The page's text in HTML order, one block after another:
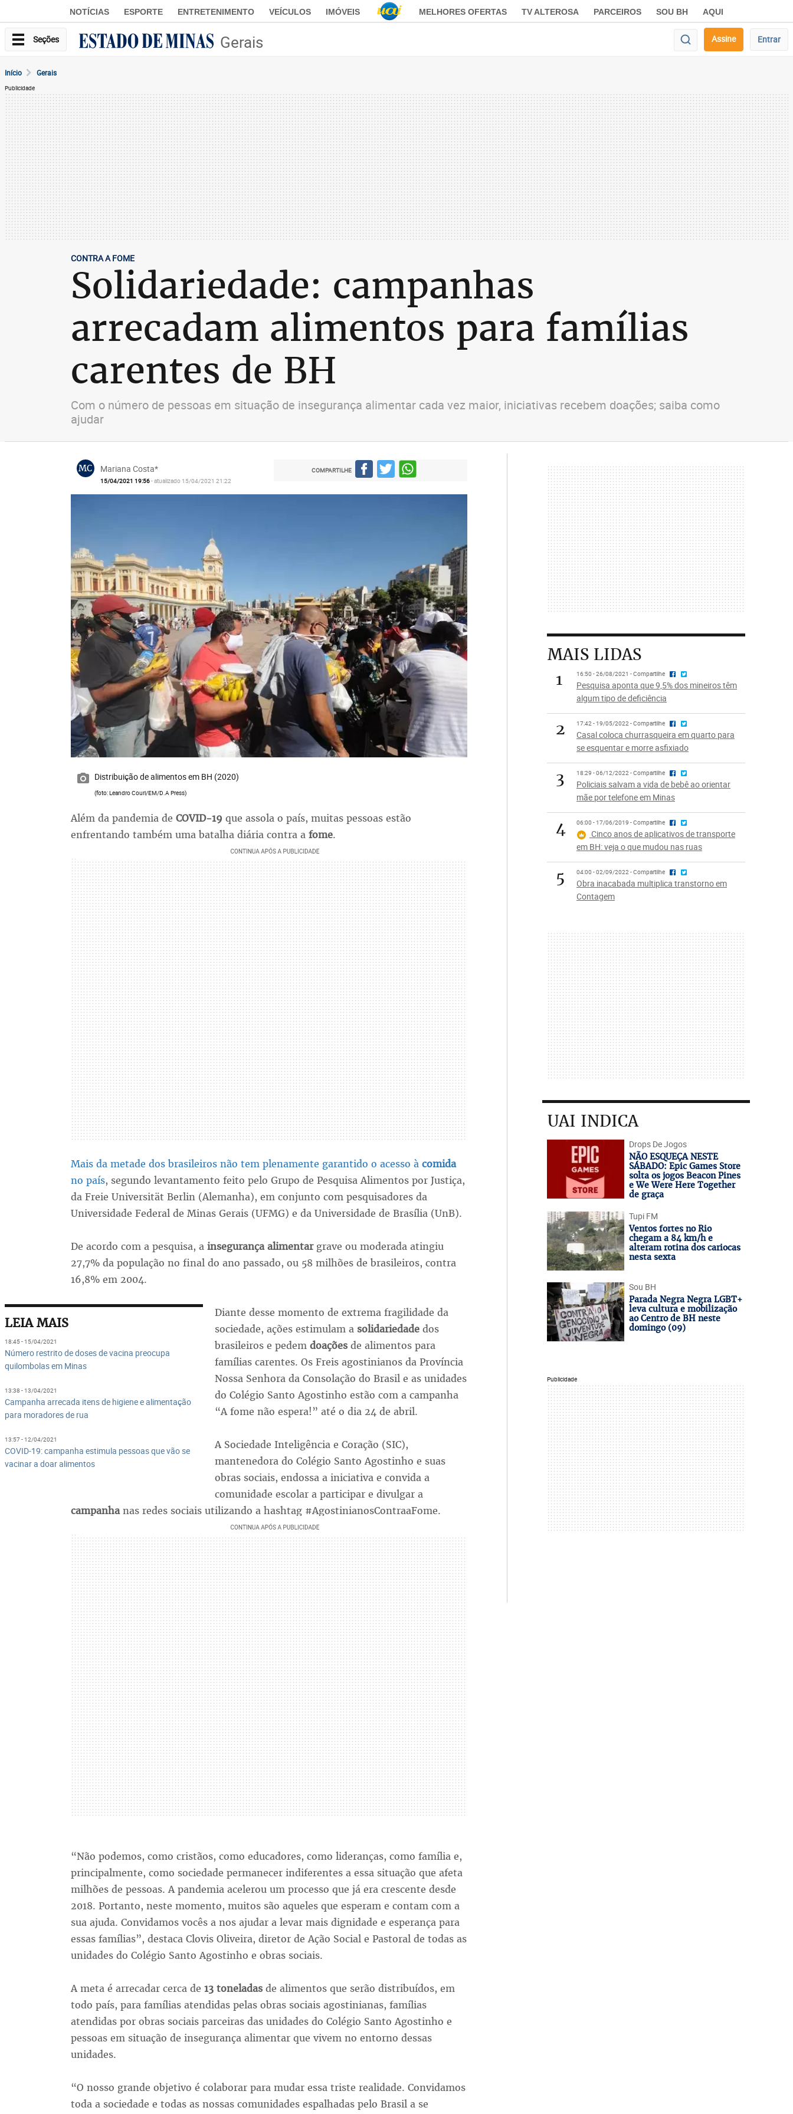
NOTÍCIAS ESPORTE ENTRETENIMENTO VEÍCULOS IMÓVEIS MELHORES OFERTAS TV ALTEROSA PARCEIROS SOU BH AQUI
Seções Gerais Assine Entrar
Início Gerais
Publicidade
CONTRA A FOME
Solidariedade: campanhas
arrecadam alimentos para famílias
carentes de BH
Com o número de pessoas em situação de insegurança alimentar cada vez maior, iniciativas recebem doações; saiba como
ajudar
MC Mariana Costa*
15/04/2021 19:56- atualizado 15/04/2021 21:22
COMPARTILHE
Distribuição de alimentos em BH (2020)
(foto: Leandro Couri/EM/D.A Press)
Além da pandemia de COVID-19 que assola o país, muitas pessoas estão
enfrentando também uma batalha diária contra a fome.
Mais da metade dos brasileiros não tem plenamente garantido o acesso à comida
no país, segundo levantamento feito pelo Grupo de Pesquisa Alimentos por Justiça,
da Freie Universität Berlin (Alemanha), em conjunto com pesquisadores da
Universidade Federal de Minas Gerais (UFMG) e da Universidade de Brasília (UnB).
De acordo com a pesquisa, a insegurança alimentar grave ou moderada atingiu
27,7% da população no final do ano passado, ou 58 milhões de brasileiros, contra
16,8% em 2004.
LEIA MAIS
18:45 - 15/04/2021
Número restrito de doses de vacina preocupa
quilombolas em Minas
13:38 - 13/04/2021
Campanha arrecada itens de higiene e alimentação
para moradores de rua
13:57 - 12/04/2021
COVID-19: campanha estimula pessoas que vão se
vacinar a doar alimentos
Diante desse momento de extrema fragilidade da
sociedade, ações estimulam a solidariedadedos
brasileiros e pedem doaçõesde alimentos para
famílias carentes. Os Freis agostinianos da Província
Nossa Senhora da Consolação do Brasil e as unidades
do Colégio Santo Agostinho estão com a campanha
“A fome não espera!” até o dia 24 de abril.
A Sociedade Inteligência e Coração (SIC),
mantenedora do Colégio Santo Agostinho e suas
obras sociais, endossa a iniciativa e convida a
comunidade escolar a participar e divulgar a
campanhanas redes sociais utilizando a hashtag #AgostinianosContraaFome.
“Não podemos, como cristãos, como educadores, como lideranças, como família e,
principalmente, como sociedade permanecer indiferentes a essa situação que afeta
milhões de pessoas. A pandemia acelerou um processo que já era crescente desde
2018. Portanto, neste momento, muitos são aqueles que esperam e contam com a
sua ajuda. Convidamos vocês a nos ajudar a levar mais dignidade e esperança para
essas famílias”, destaca Clovis Oliveira, diretor de Ação Social e Pastoral de todas as
unidades do Colégio Santo Agostinho e obras sociais.
A meta é arrecadar cerca de 13 toneladasde alimentos que serão distribuídos, em
todo país, para famílias atendidas pelas obras sociais agostinianas, famílias
atendidas por obras sociais parceiras das unidades do Colégio Santo Agostinho e
pessoas em situação de insegurança alimentar que vivem no entorno dessas
unidades.
“O nosso grande objetivo é colaborar para mudar essa triste realidade. Convidamos
toda a sociedade e todas as nossas comunidades espalhadas pelo Brasil a se
MAIS LIDAS
1
16:50 - 26/08/2021 - Compartilhe
Pesquisa aponta que 9,5% dos mineiros têm
algum tipo de deficiência
2 17:42 - 19/05/2022 - Compartilhe
Casal coloca churrasqueira em quarto para
se esquentar e morre asfixiado
3 18:29 - 06/12/2022 - Compartilhe
Policiais salvam a vida de bebê ao orientar
mãe por telefone em Minas
4 06:00 - 17/06/2019 - Compartilhe
Cinco anos de aplicativos de transporte
em BH: veja o que mudou nas ruas
5 04:00 - 02/09/2022 - Compartilhe
Obra inacabada multiplica transtorno em
Contagem
UAI INDICA
Drops De Jogos
NÃO ESQUEÇA NESTE
SÁBADO: Epic Games Store
solta os jogos Beacon Pines
e We Were Here Together
de graça
Tupi FM
Ventos fortes no Rio
chegam a 84 km/h e
alteram rotina dos cariocas
nesta sexta
Sou BH
Parada Negra Negra LGBT+
leva cultura e mobilização
ao Centro de BH neste
domingo (09)
Publicidade